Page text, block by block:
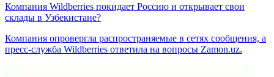
Компания Wildberries покидает Россию и открывает свои
склады в Узбекистане?
Компания опровергла распространяемые в сетях сообщения, а
пресс-служба Wildberries ответила на вопросы Zamon.uz.